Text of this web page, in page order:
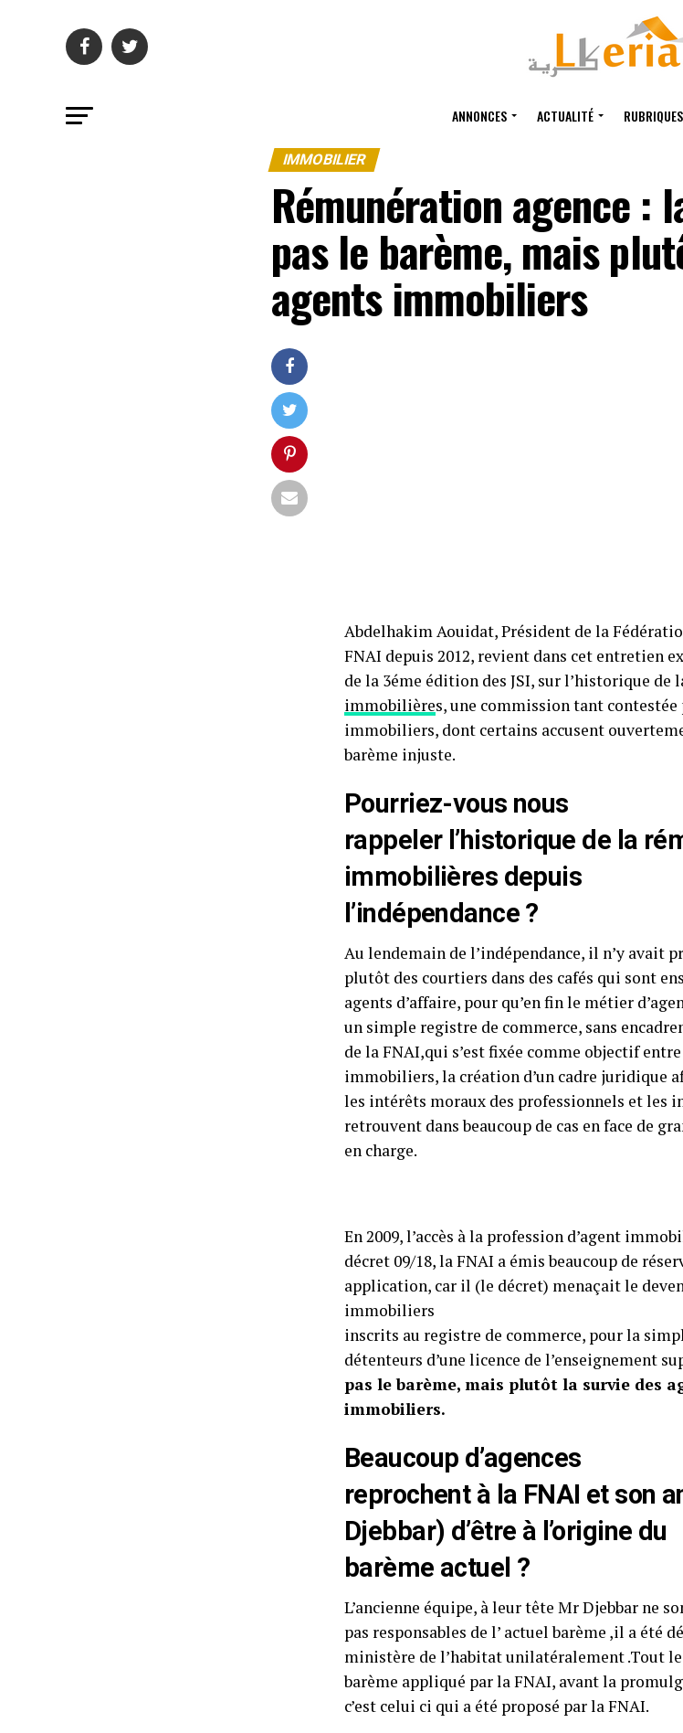
ANNONCES ACTUALITÉ RUBRIQUES
IMMOBILIER
Rémunération agence :
pas le barème, mais
agents immobiliers
Abdelhakim Aouidat, Président de la
FNAI depuis 2012, revient dans cet entretien
de la 3éme édition des JSI, sur l’historique de
immobilières, une commission tant
immobiliers, dont certains accusent
barème injuste.
Pourriez-vous nous
rappeler l’historique de la
immobilières depuis
l’indépendance ?
Au lendemain de l’indépendance, il n’y avait
plutôt des courtiers dans des cafés qui sont
agents d’affaire, pour qu’en fin le métier
un simple registre de commerce, sans
de la FNAI,qui s’est fixée comme objectif
immobiliers, la création d’un cadre juridique
les intérêts moraux des professionnels et les
retrouvent dans beaucoup de cas en face de
en charge.
En 2009, l’accès à la profession d’agent
décret 09/18, la FNAI a émis beaucoup de
application, car il (le décret) menaçait le
immobiliers
inscrits au registre de commerce, pour la
détenteurs d’une licence de l’enseignement
pas le barème, mais plutôt la survie des
immobiliers.
Beaucoup d’agences
reprochent à la FNAI et son
Djebbar) d’être à l’origine du
barème actuel ?
L’ancienne équipe, à leur tête Mr Djebbar ne
pas responsables de l’ actuel barème ,il a été
ministère de l’habitat unilatéralement .Tout
barème appliqué par la FNAI, avant la
c’est celui ci qui a été proposé par la FNAI.